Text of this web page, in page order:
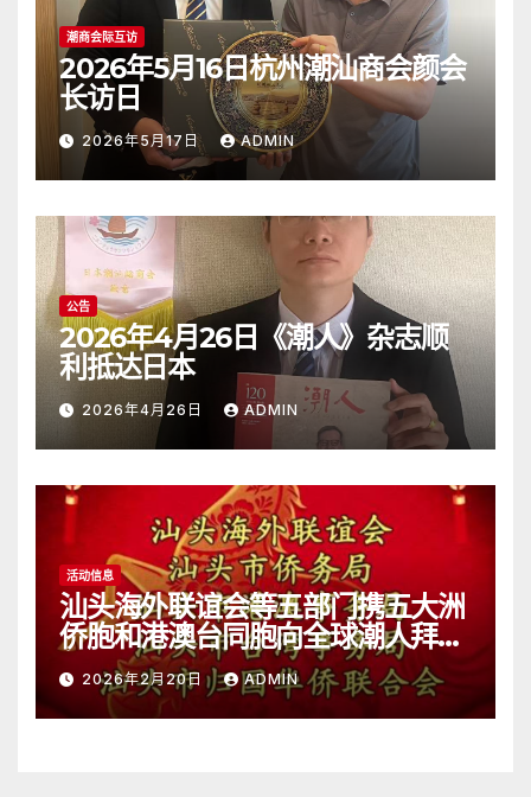
潮商会际互访
2026年5月16日杭州潮汕商会颜会
长访日
2026年5月17日 ADMIN
公告
2026年4月26日《潮人》杂志顺
利抵达日本
2026年4月26日 ADMIN
活动信息
汕头海外联谊会等五部门携五大洲
侨胞和港澳台同胞向全球潮人拜
年！
2026年2月20日 ADMIN